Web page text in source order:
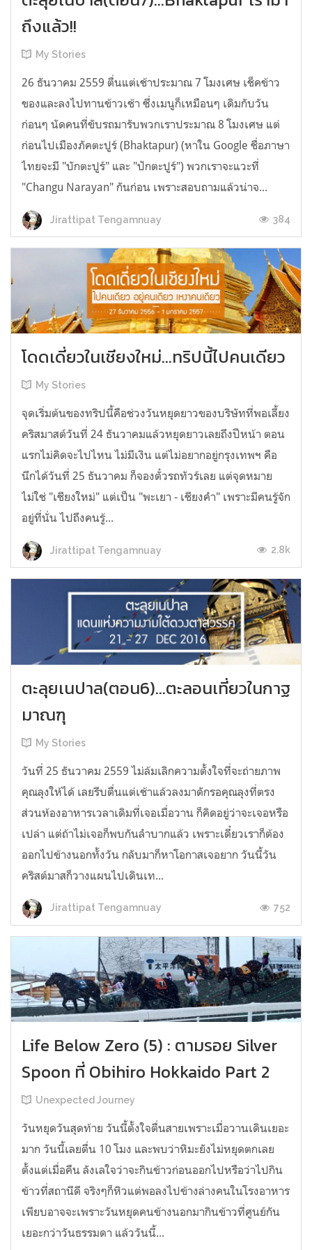
ถึงแล้ว!!
My Stories
26 ธันวาคม 2559 ตื่นแต่เช้าประมาณ 7 โมงเศษ เช็คข้าว
ของและลงไปทานข้าวเช้า ซึ่งเมนูก็เหมือนๆ เดิมกับวัน
ก่อนๆ นัดคนที่ขับรถมารับพวกเราประมาณ 8 โมงเศษ แต่
ก่อนไปเมืองภัคตะปูร์ (Bhaktapur) (หาใน Google ชื่อภาษา
ไทยจะมี "บักตะปูร์" และ "ปักตะปูร์") พวกเราจะแวะที่
"Changu Narayan" กันก่อน เพราะสอบถามแล้วน่าจ...
Jirattipat Tengamnuay 384
โดดเดี่ยวในเชียงใหม่...ทริปนี้ไปคนเดียว
My Stories
จุดเริ่มต้นของทริปนี้คือช่วงวันหยุดยาวของบริษัทที่พอเลี้ยง
คริสมาสต์วันที่ 24 ธันวาคมแล้วหยุดยาวเลยถึงปีหน้า ตอน
แรกไม่คิดจะไปไหน ไม่มีเงิน แต่ไม่อยากอยู่กรุงเทพฯ คือ
นึกได้วันที่ 25 ธันวาคม ก็จองตั๋วรถทัวร์เลย แต่จุดหมาย
ไม่ใช่ "เชียงใหม่" แต่เป็น "พะเยา - เชียงคำ" เพราะมีคนรู้จัก
อยู่ที่นั่น ไปถึงคนรู้...
Jirattipat Tengamnuay 2.8k
ตะลุยเนปาล(ตอน6)...ตะลอนเที่ยวในกาฐ
มาณฑุ
My Stories
วันที่ 25 ธันวาคม 2559 ไม่ล้มเลิกความตั้งใจที่จะถ่ายภาพ
คุณลุงให้ได้ เลยรีบตื่นแต่เช้าแล้วลงมาดักรอคุณลุงที่ตรง
ส่วนห้องอาหารเวลาเดิมที่เจอเมื่อวาน ก็คิดอยู่ว่าจะเจอหรือ
เปล่า แต่ถ้าไม่เจอก็พบกันลำบากแล้ว เพราะเดี๋ยวเราก็ต้อง
ออกไปข้างนอกทั้งวัน กลับมาก็หาโอกาสเจอยาก วันนี้วัน
คริสต์มาสก็วางแผนไปเดินเท...
Jirattipat Tengamnuay 752
Life Below Zero (5) : ตามรอย Silver
Spoon ที่ Obihiro Hokkaido Part 2
Unexpected Journey
วันหยุดวันสุดท้าย วันนี้ตั้งใจตื่นสายเพราะเมื่อวานเดินเยอะ
มาก วันนี้เลยตื่น 10 โมง และพบว่าหิมะยังไม่หยุดตกเลย
ตั้งแต่เมื่อคืน ลังเลใจว่าจะกินข้าวก่อนออกไปหรือว่าไปกิน
ข้าวที่สถานีดี จริงๆก็หิวแต่พอลงไปข้างล่างคนในโรงอาหาร
เพียบอาจจะเพราะวันหยุดคนข้างนอกมากินข้าวที่ศูนย์กัน
เยอะกว่าวันธรรมดา แล้ววันนี้...